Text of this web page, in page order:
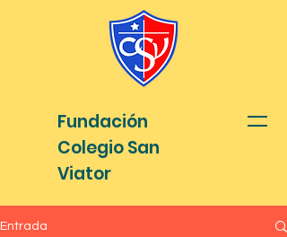
Fundación
Colegio San
Viator
Entrada